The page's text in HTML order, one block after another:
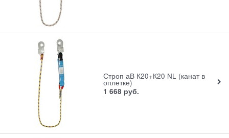
Строп аВ К20+К20 NL (канат в
оплетке)
1 668 руб.